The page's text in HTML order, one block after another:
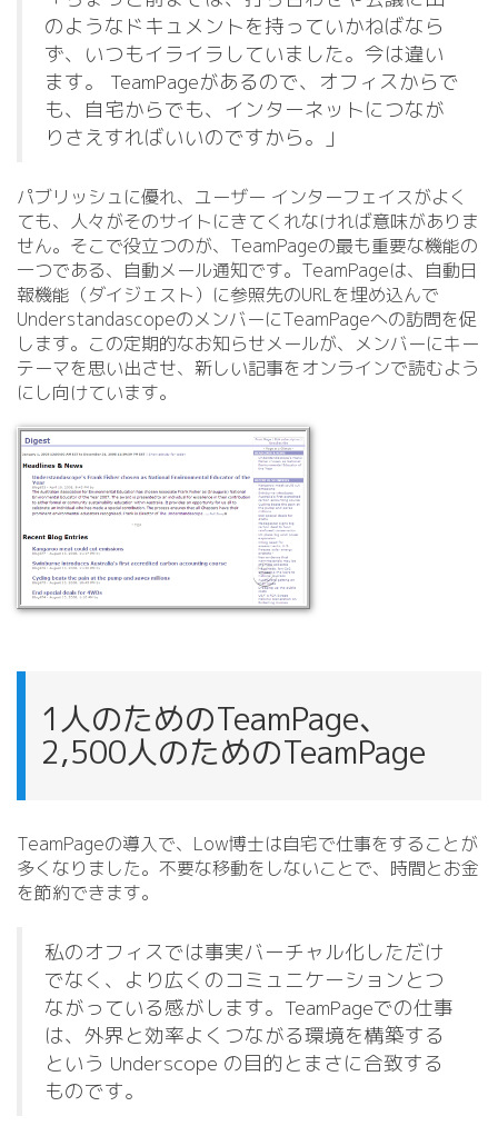
のようなドキュメントを持っていかねばなら
ず、いつもイライラしていました。今は違い
ます。 TeamPageがあるので、オフィスからで
も、自宅からでも、インターネットにつなが
りさえすればいいのですから。」
パブリッシュに優れ、ユーザー インターフェイスがよく
ても、人々がそのサイトにきてくれなければ意味がありま
せん。そこで役立つのが、TeamPageの最も重要な機能の
一つである、自動メール通知です。TeamPageは、自動日
報機能（ダイジェスト）に参照先のURLを埋め込んで
UnderstandascopeのメンバーにTeamPageへの訪問を促
します。この定期的なお知らせメールが、メンバーにキー
テーマを思い出させ、新しい記事をオンラインで読むよう
にし向けています。
1人のためのTeamPage、
2,500人のためのTeamPage
TeamPageの導入で、Low博士は自宅で仕事をすることが
多くなりました。不要な移動をしないことで、時間とお金
を節約できます。
私のオフィスでは事実バーチャル化しただけ
でなく、より広くのコミュニケーションとつ
ながっている感がします。TeamPageでの仕事
は、外界と効率よくつながる環境を構築する
という Underscope の目的とまさに合致する
ものです。